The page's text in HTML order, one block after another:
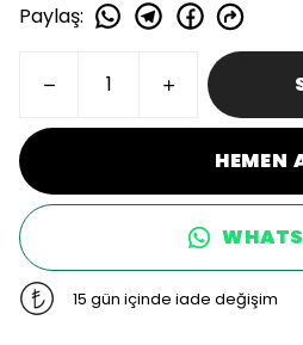
Paylaş:
HEMEN
15 gün içinde iade değişim